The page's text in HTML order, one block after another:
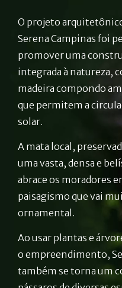
O projeto
Serena Campinas foi
promover uma
integrada à natureza,
madeira compondo
que permitem a
solar.
A mata local,
uma vasta, densa e
abrace os moradores
paisagismo que vai
ornamental.
Ao usar plantas e
o empreendimento,
também se torna um